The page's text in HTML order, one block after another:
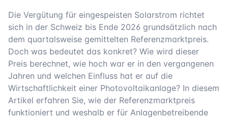
Die Vergütung für eingespeisten Solarstrom richtet
sich in der Schweiz bis Ende 2026 grundsätzlich nach
dem quartalsweise gemittelten Referenzmarktpreis.
Doch was bedeutet das konkret? Wie wird dieser
Preis berechnet, wie hoch war er in den vergangenen
Jahren und welchen Einfluss hat er auf die
Wirtschaftlichkeit einer Photovoltaikanlage? In diesem
Artikel erfahren Sie, wie der Referenzmarktpreis
funktioniert und weshalb er für Anlagenbetreibende